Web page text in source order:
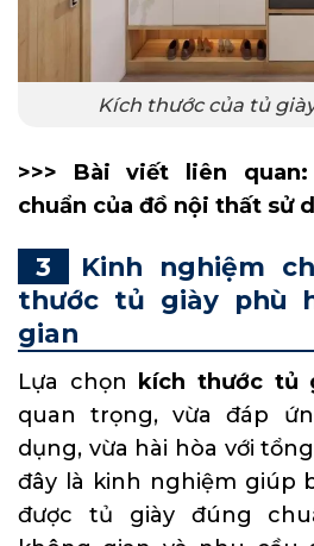
Kích thước của tủ
>>> Bài viết liên quan:
chuẩn của đồ nội thất sử
Kinh nghiệm
thước tủ giày phù
gian
Lựa chọn kích thước tủ
quan trọng, vừa đáp
dụng, vừa hài hòa với
đây là kinh nghiệm giúp
được tủ giày đúng